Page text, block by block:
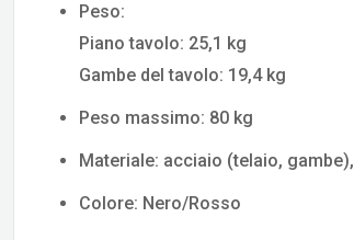
Peso:
Piano tavolo: 25,1 kg
Gambe del tavolo: 19,4 kg
Peso massimo: 80 kg
Materiale: acciaio (telaio,
Colore: Nero/Rosso